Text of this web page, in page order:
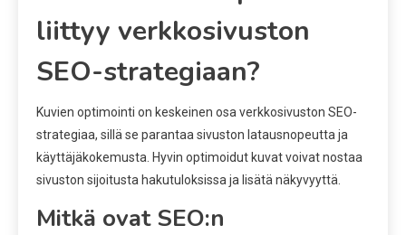
liittyy verkkosivuston
SEO-strategiaan?
Kuvien optimointi on keskeinen osa verkkosivuston SEO-
strategiaa, sillä se parantaa sivuston latausnopeutta ja
käyttäjäkokemusta. Hyvin optimoidut kuvat voivat nostaa
sivuston sijoitusta hakutuloksissa ja lisätä näkyvyyttä.
Mitkä ovat SEO:n